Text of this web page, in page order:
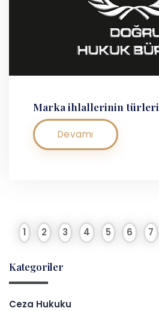
Marka ihlallerinin türleri
Devamı
1 2 3 4 5 6 7
Kategoriler
Ceza Hukuku